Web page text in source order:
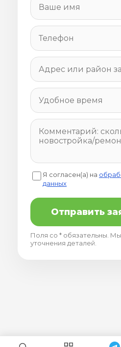
Я согласен(а) на
данных
Отправить
Поля со * обязательны.
уточнения деталей.